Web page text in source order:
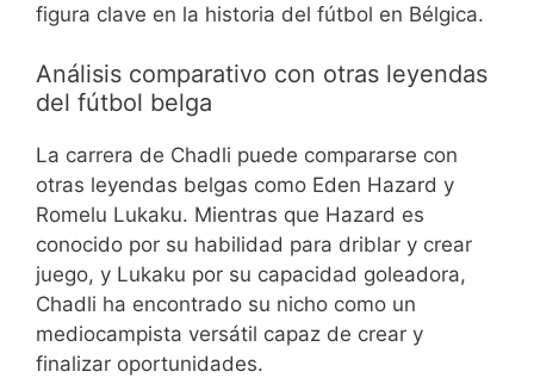
figura clave en la historia del fútbol en Bélgica.
Análisis comparativo con otras leyendas
del fútbol belga
La carrera de Chadli puede compararse con
otras leyendas belgas como Eden Hazard y
Romelu Lukaku. Mientras que Hazard es
conocido por su habilidad para driblar y crear
juego, y Lukaku por su capacidad goleadora,
Chadli ha encontrado su nicho como un
mediocampista versátil capaz de crear y
finalizar oportunidades.